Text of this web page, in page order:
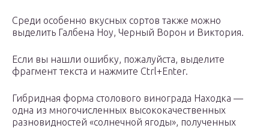
Среди особенно вкусных сортов также можно
выделить Галбена Ноу, Черный Ворон и Виктория.
Если вы нашли ошибку, пожалуйста, выделите
фрагмент текста и нажмите Ctrl+Enter.
Гибридная форма столового винограда Находка —
одна из многочисленных высококачественных
разновидностей «солнечной ягоды», полученных